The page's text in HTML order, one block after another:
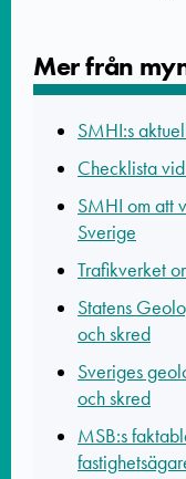
Mer från
SMHI:s
Checklista
SMHI om att
Sverige
Trafikverket
Statens
och skred
Sveriges
och skred
MSB:s